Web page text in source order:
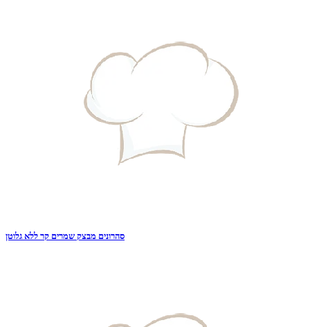
סהרונים מבצק שמרים קר ללא גלוטן